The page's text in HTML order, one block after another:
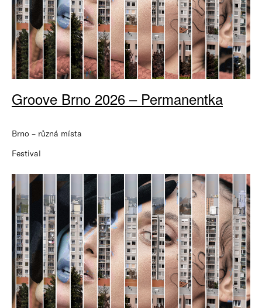
Groove Brno 2026 – Permanentka
Brno – různá místa
Festival